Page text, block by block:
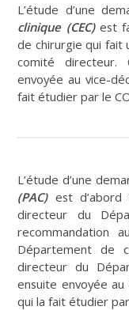
L’étude d’une
clinique (CEC)est
de chirurgie qui fait
comité directeur.
envoyée au vice-
fait étudier par le
L’étude d’une
(PAC)est d’abord
directeur du
recommandation
Département de
directeur du
ensuite envoyée
qui la fait étudier